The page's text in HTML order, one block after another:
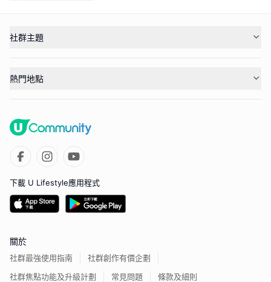
社群主題
熱門地點
下載 U Lifestyle應用程式
關於
社群最強使用指南
社群創作有價企劃
社群焦點功能及升級計劃
常見問題 條款及細則